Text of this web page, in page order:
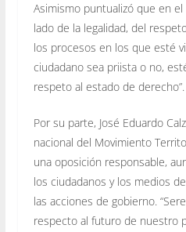
Asimismo puntualizó que en
lado de la legalidad, del
los procesos en los que esté
ciudadano sea priista o no,
respeto al estado de derecho”.
Por su parte, José Eduardo
nacional del Movimiento
una oposición responsable,
los ciudadanos y los medios
las acciones de gobierno.
respecto al futuro de nuestro